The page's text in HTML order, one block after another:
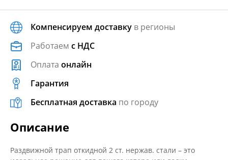
Компенсируем доставку в регионы
Работаем с НДС
Оплата онлайн
Гарантия
Бесплатная доставка по городу
Описание
Раздвижной трап откидной 2 ст. нержав. стали – это